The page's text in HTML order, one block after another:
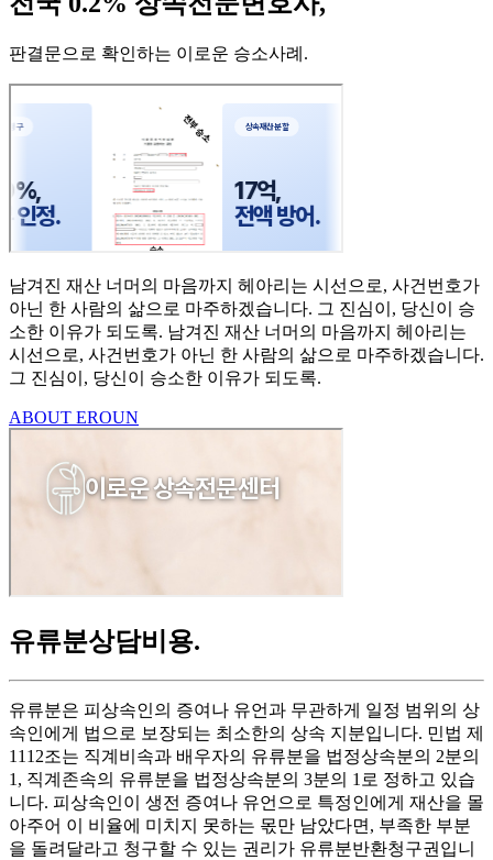
판결문으로 확인하는 이로운 승소사례 .
남겨진 재산 너머의 마음까지 헤아리는 시선으로, 사건번호가
아닌 한 사람의 삶으로 마주하겠습니다. 그 진심이, 당신이 승
소한 이유가 되도록. 남겨진 재산 너머의 마음까지 헤아리는
시선으로, 사건번호가 아닌 한 사람의 삶으로 마주하겠습니다.
그 진심이, 당신이 승소한 이유가 되도록.
ABOUT EROUN
유류분상담비용.
유류분은 피상속인의 증여나 유언과 무관하게 일정 범위의 상
속인에게 법으로 보장되는 최소한의 상속 지분입니다. 민법 제
1112조는 직계비속과 배우자의 유류분을 법정상속분의 2분의
1, 직계존속의 유류분을 법정상속분의 3분의 1로 정하고 있습
니다. 피상속인이 생전 증여나 유언으로 특정인에게 재산을 몰
아주어 이 비율에 미치지 못하는 몫만 남았다면, 부족한 부분
을 돌려달라고 청구할 수 있는 권리가 유류분반환청구권입니